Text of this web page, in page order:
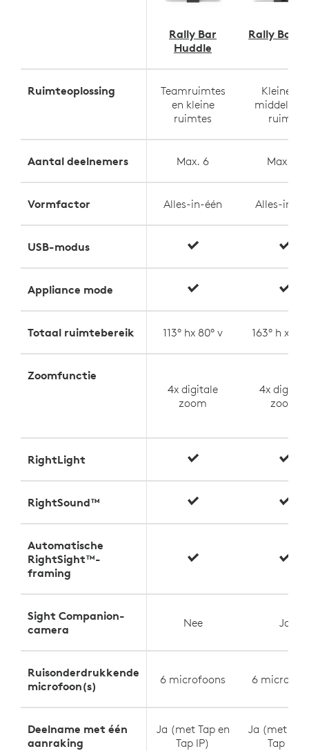
Rally Bar
Huddle
Rally Bar
Ruimteoplossing
Teamruimtes
en kleine
ruimtes
Kleine tot
ruimte
Aantal deelnemers Max. 6 Max. 12
Vormfactor Alles-in-één Alles-in-
USB-modus
Appliance mode
Totaal ruimtebereik 113° hx 80° v 163° h x
Zoomfunctie
4x digitale
zoom
4x digitale
zoom
RightLight
RightSound™
Automatische
RightSight™-
framing
Sight Companion-
camera
Nee Ja
Ruisonderdrukkende
microfoon(s)
6 microfoons 6
Deelname met één
aanraking
Ja (met Tap en
Tap IP)
Ja (met Tap
Tap IP)